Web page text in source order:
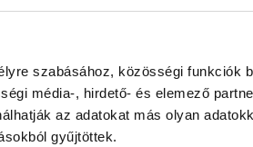
szabásához, közösségi funkciók
média-, hirdető- és elemező
az adatokat más olyan
gyűjtöttek.
a Bem térre,
egy
egy